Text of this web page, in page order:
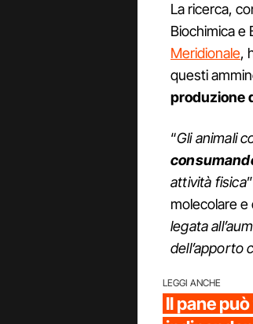
La ricerca,
Biochimica e
Meridionale,
questi
produzione
“Gli animali
attività fisica
molecolare e
legata
dell’apporto
LEGGI ANCHE
Il pane